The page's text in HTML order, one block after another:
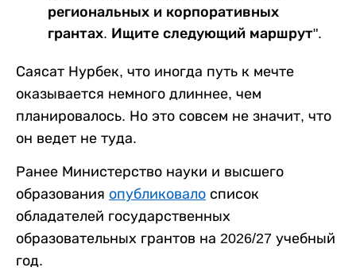
региональных и корпоративных
грантах. Ищите следующий маршрут".
Саясат Нурбек, что иногда путь к мечте
оказывается немного длиннее, чем
планировалось. Но это совсем не значит, что
он ведет не туда.
Ранее Министерство науки и высшего
образования опубликовало список
обладателей государственных
образовательных грантов на 2026/27 учебный
год.